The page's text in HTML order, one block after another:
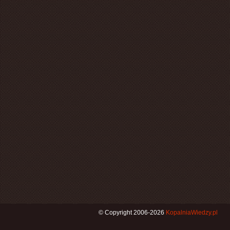
© Copyright 2006-2026 KopalniaWiedzy.pl